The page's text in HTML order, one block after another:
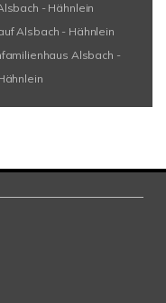
- Hähnlein
Alsbach - Hähnlein
Alsbach -